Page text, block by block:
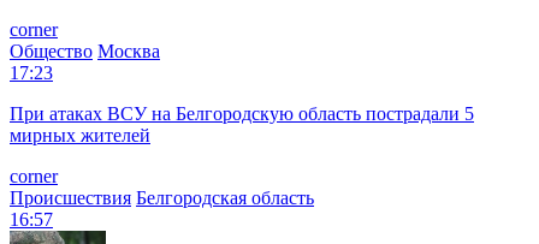
corner
Общество Москва
17:23
При атаках ВСУ на Белгородскую область пострадали 5
мирных жителей
corner
Происшествия Белгородская область
16:57